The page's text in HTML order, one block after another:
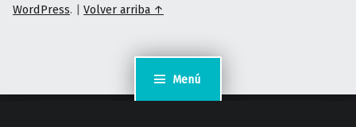
Menú
WordPress. Volver arriba ↑